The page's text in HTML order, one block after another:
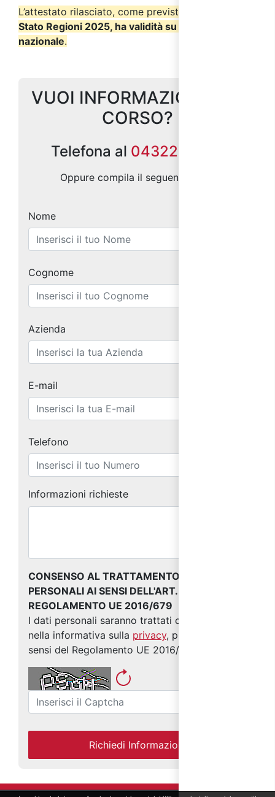
L’attestato rilasciato, come previsto dall’
Stato Regioni 2025, ha validità su tutto il territorio
nazionale.
VUOI INFORMAZIONI SUL
CORSO?
Telefona al 0432299686
Oppure compila il seguente form:
Nome
Cognome
Azienda
E-mail
Telefono
Informazioni richieste
CONSENSO AL TRATTAMENTO DEI DATI
PERSONALI AI SENSI DELL'ART. 13 DEL
REGOLAMENTO UE 2016/679
I dati personali saranno trattati come indicato
nella informativa sulla privacy, predisposta ai
sensi del Regolamento UE 2016/679
Richiedi Informazioni